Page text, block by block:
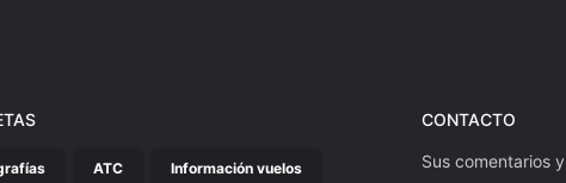
ATC Información vuelos
CONTACTO
Sus comentarios